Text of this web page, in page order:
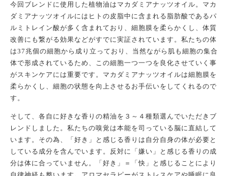
今回 ブレンドに使用した植物油はマカダミアナッツオイル。マカ
ダミアナッツオイルにはヒトの皮脂中に含まれる脂肪酸であるパ
ルミトレイン酸が多く含まれており、細胞膜を柔らかくし、体質
改善にも繋がる効果などがすでに実証されています。 私たちの体
は37兆個の細胞から成り立って おり、 当然ながら肌も細胞の集合
体で形成されているため 、この細胞一つ一つを 良化させていく 事
がスキンケアに は重要です。 マカダミアナッツオイルは細胞膜を
柔らかくし、 細胞の状態を向上させる お手伝いをしてくれるので
す。
そして、各自に好きな香りの精油を３～４種類選んでいただきブ
レンドしました。私たちの嗅覚は本能を司っている脳に直結して
います。その為、
「好き」
と感じる香りは自分自身の体が必要と
している成分を含んでいます。反対に 「嫌い」
と感じる香りの成
分は体に合っていません。
「好き」
＝「快」と感じることにより